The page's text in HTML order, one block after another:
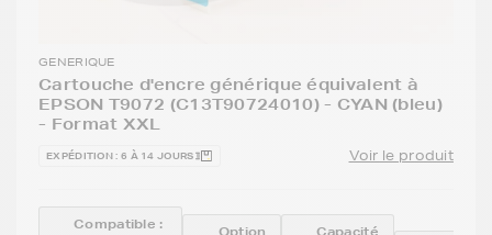
GENERIQUE
Cartouche d'encre générique équivalent à
EPSON T9072 (C13T90724010) - CYAN (bleu)
- Format XXL
EXPÉDITION : 6 À 14 JOURS Voir le produit
Compatible :